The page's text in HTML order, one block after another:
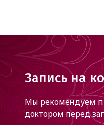
Запись на
Мы рекомендуем
доктором перед